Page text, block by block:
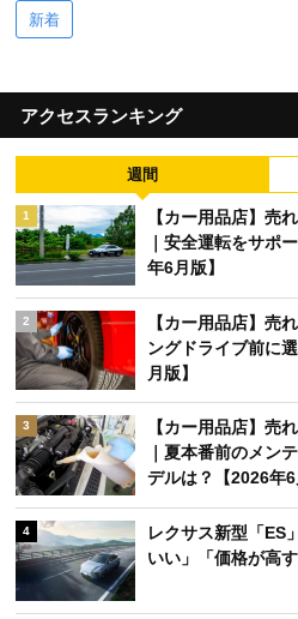
新着
アクセスランキング
週間
1
【カー用品店】売
｜安全運転をサポ
年6月版】
2
【カー用品店】売
ングドライブ前に
月版】
3
【カー用品店】売
｜夏本番前のメン
デルは？【2026年6
4
レクサス新型「ES
いい」「価格が高